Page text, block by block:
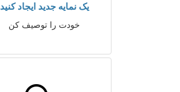
یک نمایه جدید ایجاد کنید
خودت را توصیف کن